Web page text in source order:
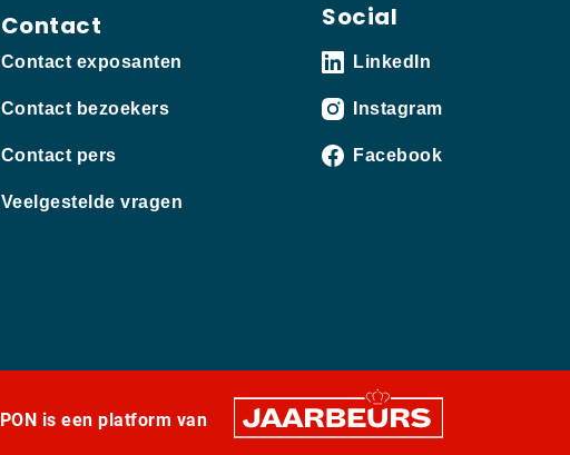
Contact
Contact exposanten
Contact bezoekers
Contact pers
Veelgestelde vragen
Social
LinkedIn
Instagram
Facebook
IPON is een platform van